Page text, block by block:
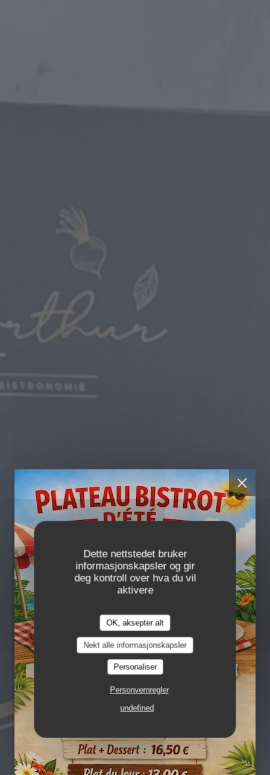
Dette nettstedet bruker
informasjonskapsler og gir
deg kontroll over hva du vil
aktivere
OK, aksepter alt
Nekt alle informasjonskapsler
Personaliser
Personvernregler
undefined
LA TABLE D'ARTHUR - 9 RUE PIERRE
BEREGOVOY 08000 CHARLEVILLE-MÉZIÈRES
La Table d'Arthur